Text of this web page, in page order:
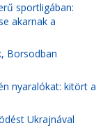
sportligában:
akarnak a
Borsodban
nyaralókat: kitört a
Ukrajnával